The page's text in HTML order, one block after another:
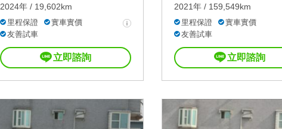
2024年 / 19,602km
里程保證
實車實價
友善試車
立即諮詢
2021年 / 159,549km
里程保證
實車實價
友善試車
立即諮詢